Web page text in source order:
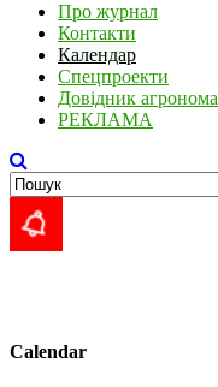
Про журнал
Контакти
Календар
Спецпроекти
Довідник агронома
РЕКЛАМА
Calendar